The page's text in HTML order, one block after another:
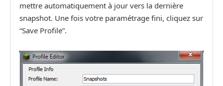
mettre automatiquement à jour vers la dernière
snapshot. Une fois votre paramétrage fini, cliquez sur
“Save Profile”.